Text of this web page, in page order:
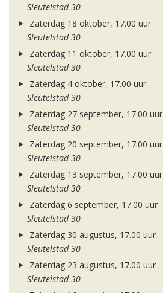
Sleutelstad 30
Zaterdag 18 oktober, 17.00 uur
Sleutelstad 30
Zaterdag 11 oktober, 17.00 uur
Sleutelstad 30
Zaterdag 4 oktober, 17.00 uur
Sleutelstad 30
Zaterdag 27 september, 17.00 uur
Sleutelstad 30
Zaterdag 20 september, 17.00 uur
Sleutelstad 30
Zaterdag 13 september, 17.00 uur
Sleutelstad 30
Zaterdag 6 september, 17.00 uur
Sleutelstad 30
Zaterdag 30 augustus, 17.00 uur
Sleutelstad 30
Zaterdag 23 augustus, 17.00 uur
Sleutelstad 30